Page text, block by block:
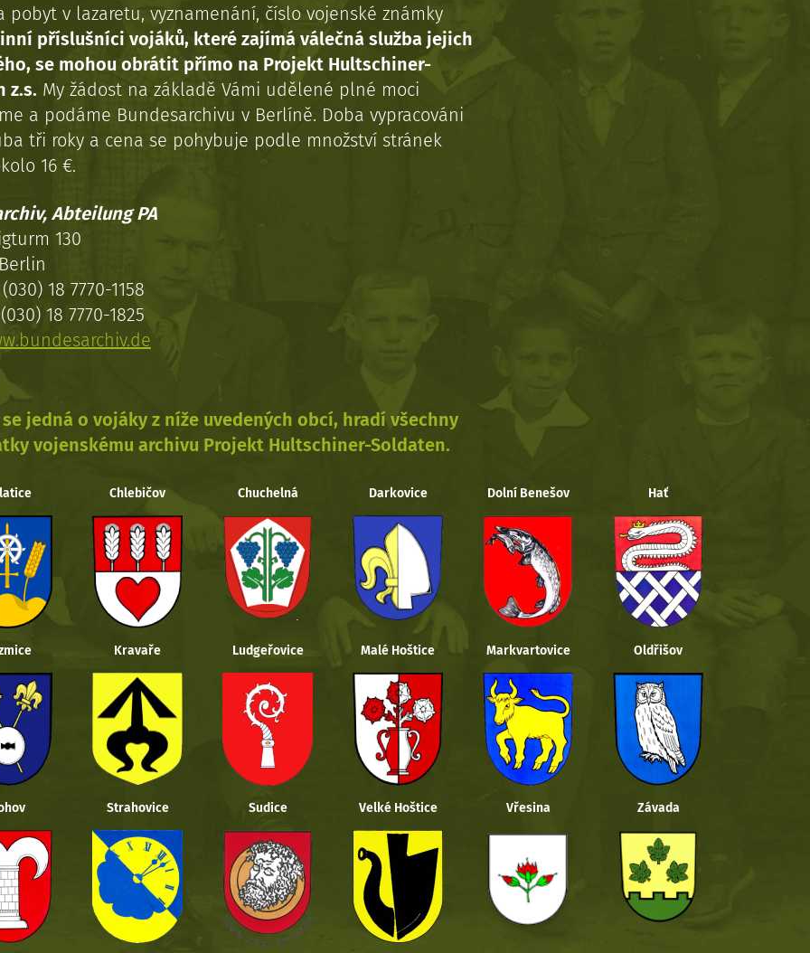
pobyt v lazaretu, vyznamenání, číslo vojenské známky
příslušníci vojáků, které zajímá válečná služba jejich
se mohou obrátit přímo na Projekt Hultschiner-
z.s. My žádost na základě Vámi udělené plné moci
a podáme Bundesarchivu v Berlíně. Doba vypracováni
tři roky a cena se pohybuje podle množství stránek
16 €.
Abteilung PA
130
18 7770-1158
18 7770-1825
se jedná o vojáky z níže uvedených obcí, hradí všechny
vojenskému archivu Projekt Hultschiner-Soldaten.
Chlebičov Chuchelná Darkovice Dolní Benešov Hať
Kravaře Ludgeřovice Malé Hoštice Markvartovice Oldřišov
Strahovice Sudice Velké Hoštice Vřesina Závada